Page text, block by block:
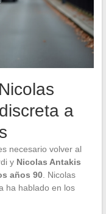
a
necesario volver al
y Nicolas Antakis
años 90. Nicolas
ha hablado en los